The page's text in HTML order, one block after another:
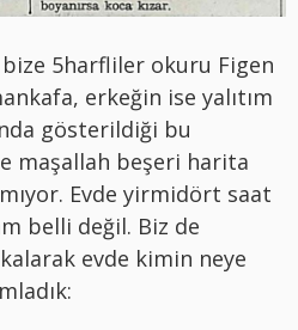
5harfliler okuru Figen
erkeğin ise yalıtım
gösterildiği bu
maşallah beşeri harita
Evde yirmidört saat
belli değil. Biz de
evde kimin neye